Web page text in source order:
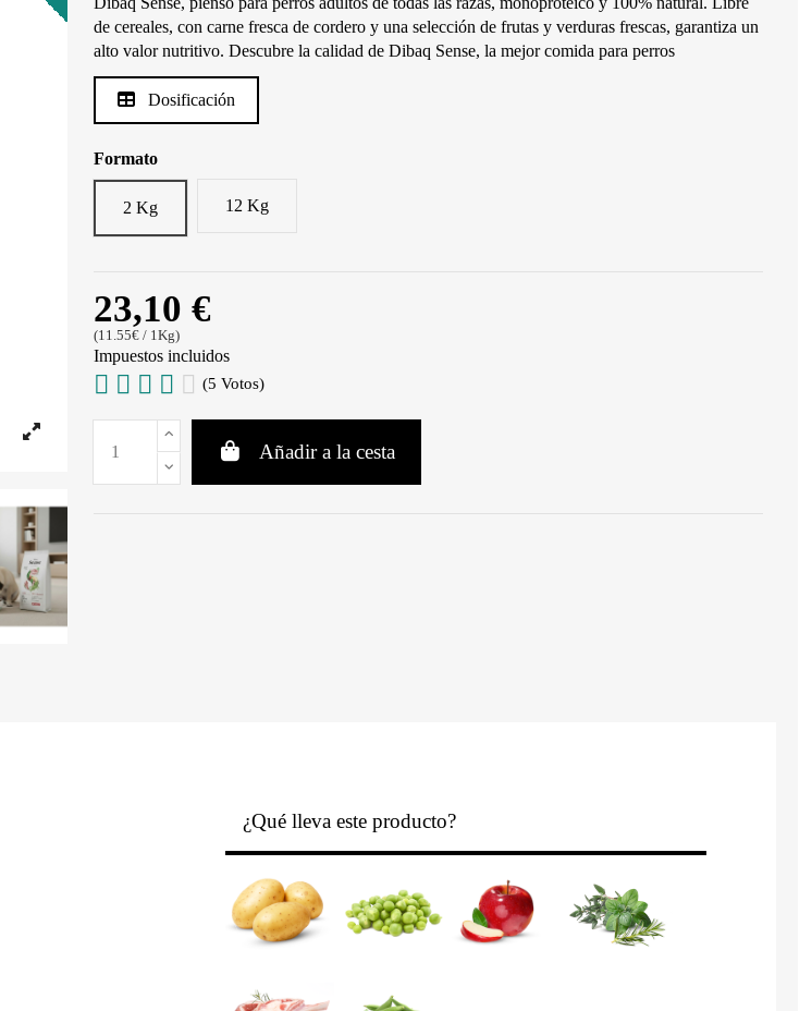
de cereales, con carne fresca de cordero y una selección de frutas y verduras frescas, garantiza un
alto valor nutritivo. Descubre la calidad de Dibaq Sense, la mejor comida para perros
Dosificación
Formato
2 Kg 12 Kg
23,10 €
(11.55€ / 1Kg)
Impuestos incluidos
(5 Votos)
Añadir a la cesta
¿Qué lleva este producto?